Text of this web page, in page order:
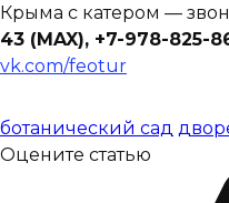
Крыма с катером —
43 (MAX), +7-978-825-
vk.com/feotur
ботанический сад
Оцените статью